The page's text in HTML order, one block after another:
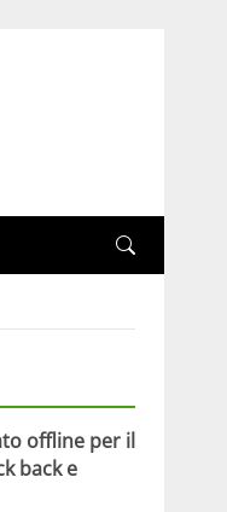
offline per il
back e